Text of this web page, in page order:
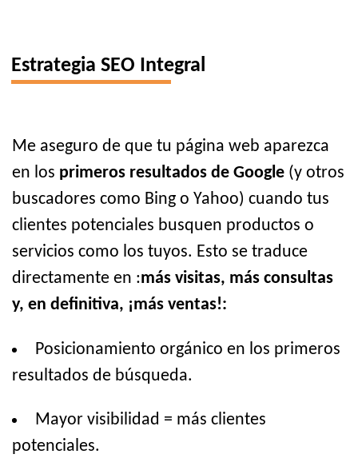
Estrategia SEO Integral
Me aseguro de que tu página web aparezca
en los primeros resultados de Google (y otros
buscadores como Bing o Yahoo) cuando tus
clientes potenciales busquen productos o
servicios como los tuyos. Esto se traduce
directamente en :más visitas, más consultas
y, en definitiva, ¡más ventas!:
Posicionamiento orgánico en los primeros
resultados de búsqueda.
Mayor visibilidad = más clientes
potenciales.